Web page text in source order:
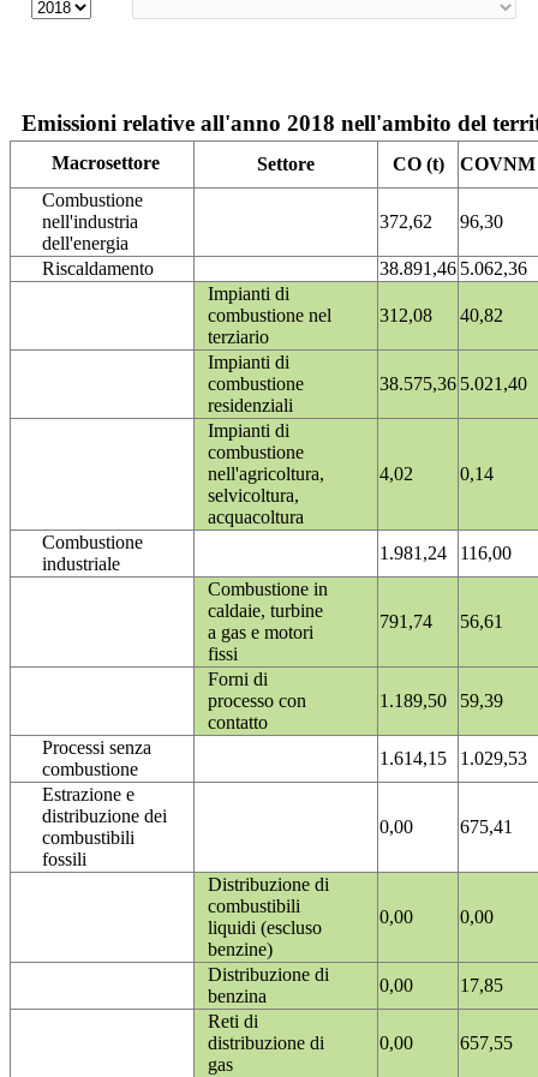
Emissioni relative all'anno 2018 nell'ambito del
Macrosettore Settore CO (t)
COVNM
Combustione
nell'industria
dell'energia
372,62 96,30
Riscaldamento 38.891,46 5.062,36
Impianti di
combustione nel
terziario
312,08 40,82
Impianti di
combustione
residenziali
38.575,36 5.021,40
Impianti di
combustione
nell'agricoltura,
selvicoltura,
acquacoltura
4,02 0,14
Combustione
industriale
1.981,24
116,00
Combustione in
caldaie, turbine
a gas e motori
fissi
791,74 56,61
Forni di
processo con
contatto
1.189,50 59,39
Processi senza
combustione
1.614,15
1.029,53
Estrazione e
distribuzione dei
combustibili
fossili
0,00 675,41
Distribuzione di
combustibili
liquidi (escluso
benzine)
0,00 0,00
Distribuzione di
benzina
0,00
17,85
Reti di
distribuzione di
gas
0,00 657,55